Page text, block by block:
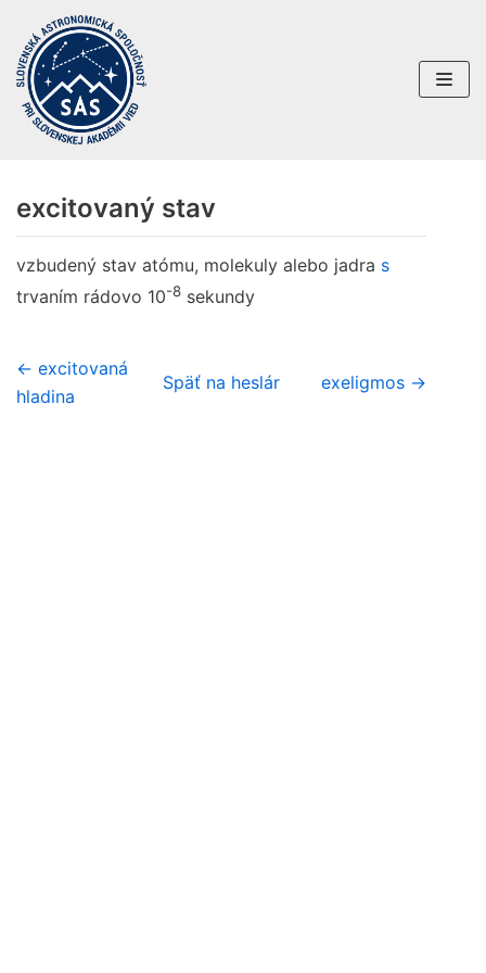
Preskočiť
na
obsah
excitovaný stav
vzbudený stav atómu, molekuly alebo jadra s
trvaním rádovo 10-8 sekundy
← excitovaná
hladina
Späť na heslár exeligmos →